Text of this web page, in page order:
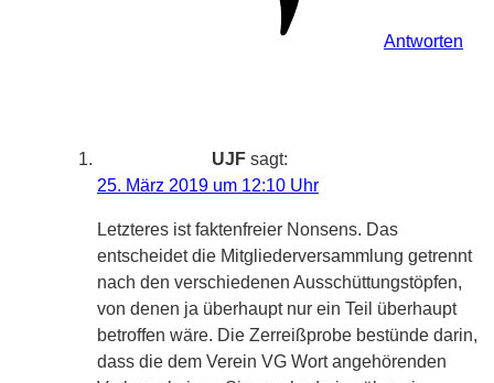
Antworten
UJF sagt:
25. März 2019 um 12:10 Uhr
Letzteres ist faktenfreier Nonsens. Das
entscheidet die Mitgliederversammlung getrennt
nach den verschiedenen Ausschüttungstöpfen,
von denen ja überhaupt nur ein Teil überhaupt
betroffen wäre. Die Zerreißprobe bestünde darin,
dass die dem Verein VG Wort angehörenden